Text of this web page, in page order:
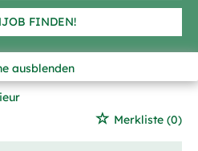
FINDEN!
ausblenden
Merkliste (0)